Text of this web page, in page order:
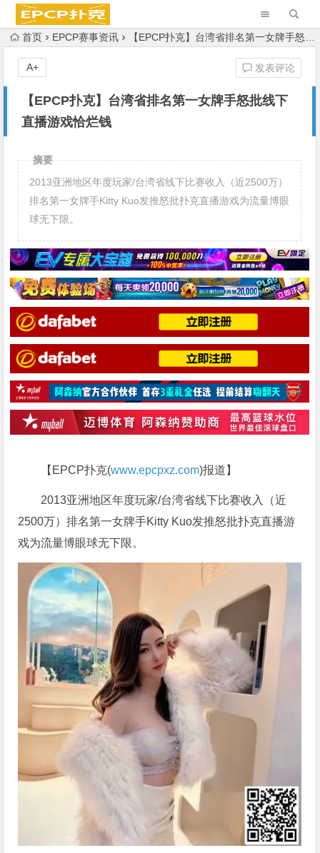
首页 EPCP赛事资讯 【EPCP扑克】台湾省排名第一女牌手怒批线下直播游戏恰烂钱
【EPCP扑克】台湾省排名第一女牌手怒批线下
直播游戏恰烂钱
发表评论
A+
摘要
2013亚洲地区年度玩家/台湾省线下比赛收入（近2500万）
排名第一女牌手Kitty Kuo发推怒批扑克直播游戏为流量博眼
球无下限。
【EPCP扑克(www.epcpxz.com)报道】
2013亚洲地区年度玩家/台湾省线下比赛收入（近
2500万）排名第一女牌手Kitty Kuo发推怒批扑克直播游
戏为流量博眼球无下限。